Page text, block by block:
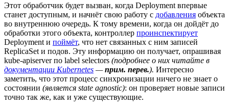
Этот обработчик будет вызван, когда Deployment впервые
станет доступным, и начнёт свою работу с добавления объекта
во внутреннюю очередь. К тому времени, когда он дойдёт до
обработки этого объекта, контроллер проинспектирует
Deployment и поймёт, что нет связанных с ним записей
ReplicaSet и подов. Эту информацию он получает, опрашивая
kube-apiserver по label selectors (подробнее о них читайте в
документации Kubernetes —прим. перев.). Интересно
заметить, что этот процесс синхронизации ничего не знает о
состоянии (является state agnostic): он проверяет новые записи
точно так же, как и уже существующие.